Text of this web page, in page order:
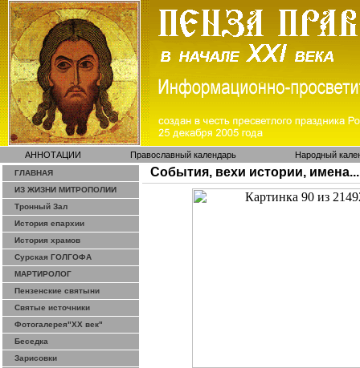
АННОТАЦИИ Православный календарь Народный
ГЛАВНАЯ
ИЗ ЖИЗНИ МИТРОПОЛИИ
Тронный Зал
История епархии
История храмов
Сурская ГОЛГОФА
МАРТИРОЛОГ
Пензенские святыни
Святые источники
Фотогалерея"ХХ век"
Беседка
Зарисовки
События, вехи истории, имена...